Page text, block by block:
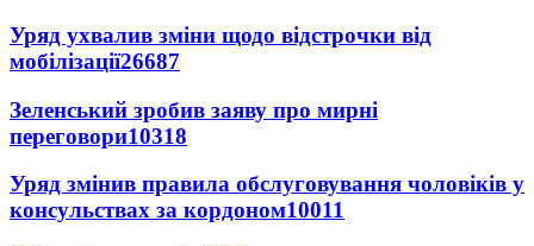
Уряд ухвалив зміни щодо відстрочки від
мобілізації26687
Зеленський зробив заяву про мирні
переговори10318
Уряд змінив правила обслуговування чоловіків у
консульствах за кордоном10011